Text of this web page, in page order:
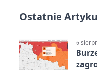
Ostatnie
6